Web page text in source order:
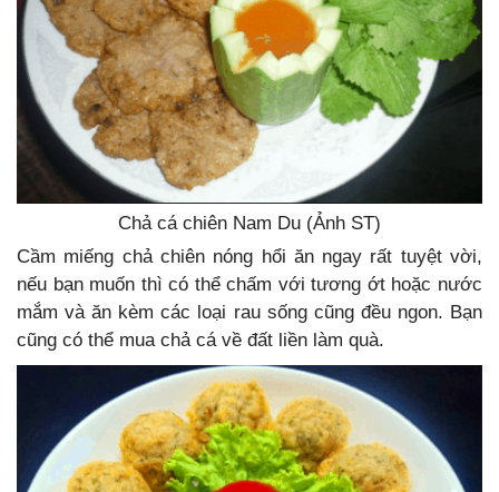
Chả cá chiên Nam Du (Ảnh ST)
Cầm miếng chả chiên nóng hổi ăn ngay rất tuyệt vời,
nếu bạn muốn thì có thể chấm với tương ớt hoặc nước
mắm và ăn kèm các loại rau sống cũng đều ngon. Bạn
cũng có thể mua chả cá về đất liền làm quà.